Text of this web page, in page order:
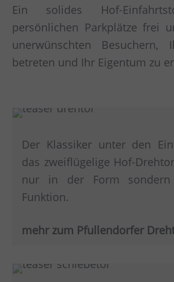
Ein solides Hof-
persönlichen Parkplätze frei
unerwünschten Besuchern,
betreten und Ihr Eigentum zu
Der Klassiker unter den
das zweiflügelige Hof-
nur in der Form
Funktion.
mehr zum Pfullendorfer